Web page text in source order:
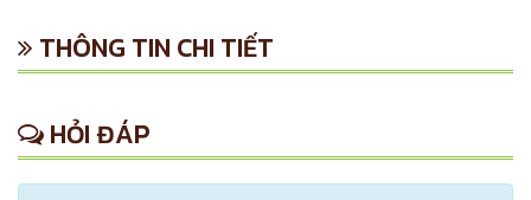
THÔNG TIN CHI TIẾT
HỎI ĐÁP